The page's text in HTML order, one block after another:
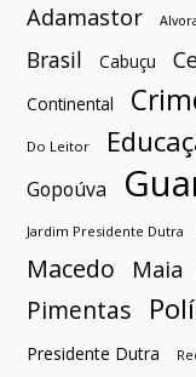
Adamastor
Brasil Cabuçu
Continental
Do Leitor
Gopoúva
Jardim Presidente Dutra
Macedo
Maia
Pimentas
Presidente Dutra